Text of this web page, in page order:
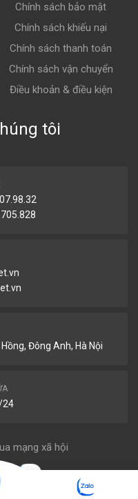
Chính sách bảo mật
Chính sách khiếu nại
Chính sách thanh toán
Chính sách vận chuyển
Điều khoản & điều kiện
tôi
Đông Anh, Hà Nội
24
mạng xã hội